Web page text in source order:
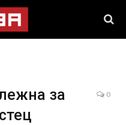
за
0